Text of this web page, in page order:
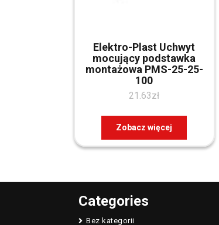
Elektro-Plast Uchwyt
mocujący podstawka
montażowa PMS-25-25-
100
21.63zł
Zobacz więcej
Categories
Bez kategorii